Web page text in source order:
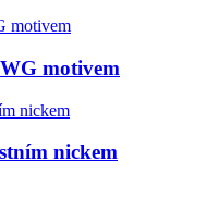
motivem
nickem